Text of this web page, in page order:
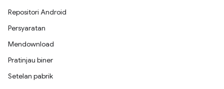
Repositori Android
Persyaratan
Mendownload
Pratinjau biner
Setelan pabrik